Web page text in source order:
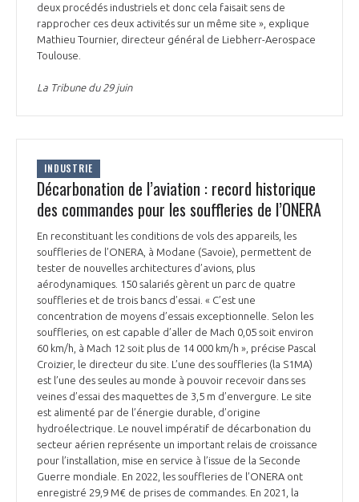
deux procédés industriels et donc cela faisait sens de
rapprocher ces deux activités sur un même site », explique
Mathieu Tournier, directeur général de Liebherr-Aerospace
Toulouse.
La Tribune du 29 juin
INDUSTRIE
Décarbonation de l’aviation : record historique
des commandes pour les souffleries de l’ONERA
En reconstituant les conditions de vols des appareils, les
souffleries de l’ONERA, à Modane (Savoie), permettent de
tester de nouvelles architectures d’avions, plus
aérodynamiques. 150 salariés gèrent un parc de quatre
souffleries et de trois bancs d’essai. « C’est une
concentration de moyens d’essais exceptionnelle. Selon les
souffleries, on est capable d’aller de Mach 0,05 soit environ
60 km/h, à Mach 12 soit plus de 14 000 km/h », précise Pascal
Croizier, le directeur du site. L’une des souffleries (la S1MA)
est l’une des seules au monde à pouvoir recevoir dans ses
veines d’essai des maquettes de 3,5 m d’envergure. Le site
est alimenté par de l’énergie durable, d’origine
hydroélectrique. Le nouvel impératif de décarbonation du
secteur aérien représente un important relais de croissance
pour l’installation, mise en service à l’issue de la Seconde
Guerre mondiale. En 2022, les souffleries de l’ONERA ont
enregistré 29,9 M€ de prises de commandes. En 2021, la